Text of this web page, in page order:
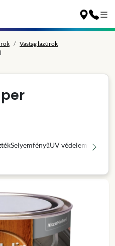
Vastag lazúrok
SelyemfényűUV védelem